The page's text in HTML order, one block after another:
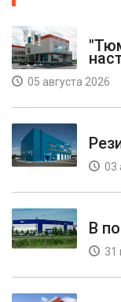
05 августа 2026
03
В
31